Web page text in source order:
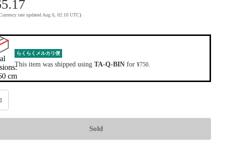
rate updated Aug 6, 02:10 UTC)
cm
らくらくメルカリ便
This item was shipped using TA-Q-BINfor ¥750.
1
Sold